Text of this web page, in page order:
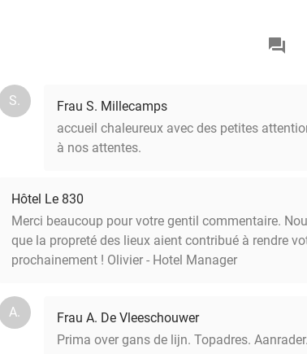
S.
Frau S. Millecamps
accueil chaleureux avec des petites
à nos attentes.
Hôtel Le 830
Merci beaucoup pour votre gentil commentaire.
que la propreté des lieux aient contribué à rendre
prochainement ! Olivier - Hotel Manager
A.
Frau A. De Vleeschouwer
Prima over gans de lijn. Topadres.